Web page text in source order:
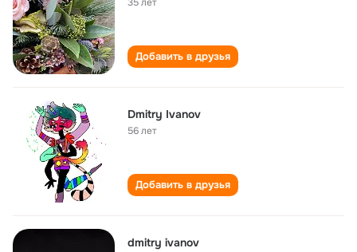
Добавить в друзья
Dmitry Ivanov
56 лет
Добавить в друзья
dmitry ivanov